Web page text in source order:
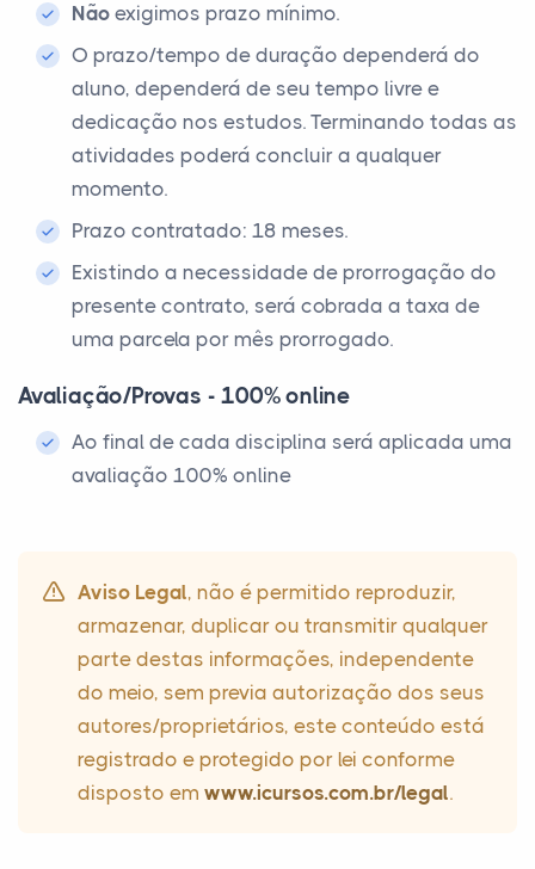
Não exigimos prazo mínimo.
O prazo/tempo de duração dependerá do
aluno, dependerá de seu tempo livre e
dedicação nos estudos. Terminando todas as
atividades poderá concluir a qualquer
momento.
Prazo contratado: 18 meses.
Existindo a necessidade de prorrogação do
presente contrato, será cobrada a taxa de
uma parcela por mês prorrogado.
Avaliação/Provas - 100% online
Ao final de cada disciplina será aplicada uma
avaliação 100% online
Aviso Legal, não é permitido reproduzir,
armazenar, duplicar ou transmitir qualquer
parte destas informações, independente
do meio, sem previa autorização dos seus
autores/proprietários, este conteúdo está
registrado e protegido por lei conforme
disposto em www.icursos.com.br/legal.